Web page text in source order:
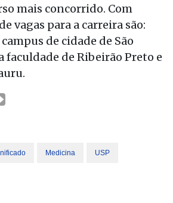
mais concorrido. Com
vagas para a carreira são:
campus de cidade de São
faculdade de Ribeirão Preto e
Medicina USP